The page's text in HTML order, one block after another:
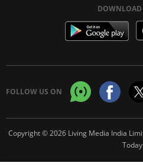
DOWNLOAD
FOLLOW US ON
Copyright © 2026 Living Media India
Today